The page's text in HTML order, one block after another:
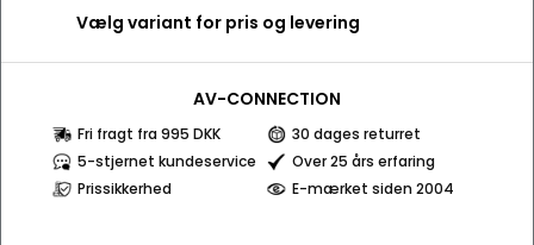
Vælg variant for pris og levering
AV-CONNECTION
Fri fragt fra 995 DKK
30 dages returret
5-stjernet kundeservice
Over 25 års erfaring
Prissikkerhed
E-mærket siden 2004